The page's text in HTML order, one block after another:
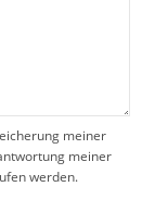
meiner
meiner
werden.